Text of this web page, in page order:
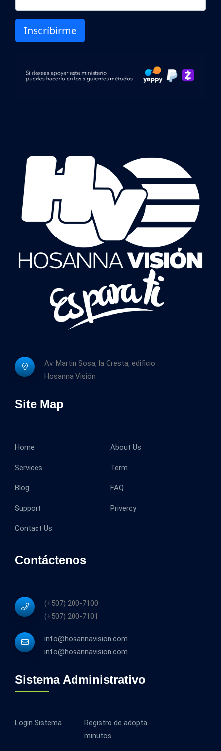
Av. Martin Sosa, la Cresta, edificio
Hosanna Visión
Site Map
Home About Us
Services Term
Blog FAQ
Support Privercy
Contact Us
Contáctenos
(+507) 200-7100
(+507) 200-7101
info@hosannavision.com
info@hosannavision.com
Sistema Administrativo
Login Sistema
Registro de adopta
minutos